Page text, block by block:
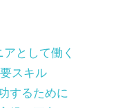
として働く
スキル
するために